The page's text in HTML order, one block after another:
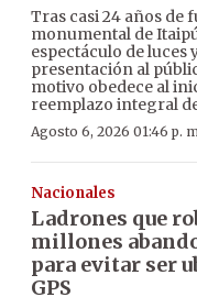
Tras casi 24 años
monumental de
espectáculo de luces
presentación al
motivo obedece al
reemplazo integral
Agosto 6, 2026 01:46 p.
Nacionales
Ladrones que
millones
para evitar ser
GPS